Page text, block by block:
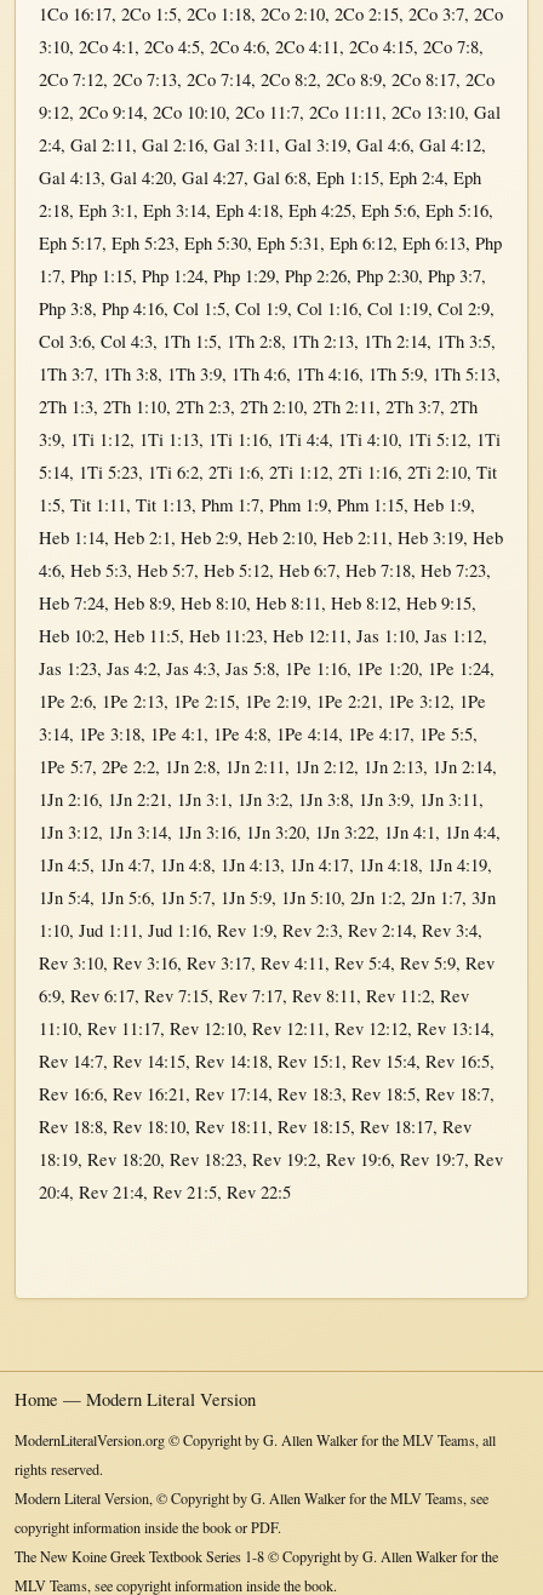
1Co 16:17, 2Co 1:5, 2Co 1:18, 2Co 2:10, 2Co 2:15, 2Co 3:7, 2Co
3:10, 2Co 4:1, 2Co 4:5, 2Co 4:6, 2Co 4:11, 2Co 4:15, 2Co 7:8,
2Co 7:12, 2Co 7:13, 2Co 7:14, 2Co 8:2, 2Co 8:9, 2Co 8:17, 2Co
9:12, 2Co 9:14, 2Co 10:10, 2Co 11:7, 2Co 11:11, 2Co 13:10, Gal
2:4, Gal 2:11, Gal 2:16, Gal 3:11, Gal 3:19, Gal 4:6, Gal 4:12,
Gal 4:13, Gal 4:20, Gal 4:27, Gal 6:8, Eph 1:15, Eph 2:4, Eph
2:18, Eph 3:1, Eph 3:14, Eph 4:18, Eph 4:25, Eph 5:6, Eph 5:16,
Eph 5:17, Eph 5:23, Eph 5:30, Eph 5:31, Eph 6:12, Eph 6:13, Php
1:7, Php 1:15, Php 1:24, Php 1:29, Php 2:26, Php 2:30, Php 3:7,
Php 3:8, Php 4:16, Col 1:5, Col 1:9, Col 1:16, Col 1:19, Col 2:9,
Col 3:6, Col 4:3, 1Th 1:5, 1Th 2:8, 1Th 2:13, 1Th 2:14, 1Th 3:5,
1Th 3:7, 1Th 3:8, 1Th 3:9, 1Th 4:6, 1Th 4:16, 1Th 5:9, 1Th 5:13,
2Th 1:3, 2Th 1:10, 2Th 2:3, 2Th 2:10, 2Th 2:11, 2Th 3:7, 2Th
3:9, 1Ti 1:12, 1Ti 1:13, 1Ti 1:16, 1Ti 4:4, 1Ti 4:10, 1Ti 5:12, 1Ti
5:14, 1Ti 5:23, 1Ti 6:2, 2Ti 1:6, 2Ti 1:12, 2Ti 1:16, 2Ti 2:10, Tit
1:5, Tit 1:11, Tit 1:13, Phm 1:7, Phm 1:9, Phm 1:15, Heb 1:9,
Heb 1:14, Heb 2:1, Heb 2:9, Heb 2:10, Heb 2:11, Heb 3:19, Heb
4:6, Heb 5:3, Heb 5:7, Heb 5:12, Heb 6:7, Heb 7:18, Heb 7:23,
Heb 7:24, Heb 8:9, Heb 8:10, Heb 8:11, Heb 8:12, Heb 9:15,
Heb 10:2, Heb 11:5, Heb 11:23, Heb 12:11, Jas 1:10, Jas 1:12,
Jas 1:23, Jas 4:2, Jas 4:3, Jas 5:8, 1Pe 1:16, 1Pe 1:20, 1Pe 1:24,
1Pe 2:6, 1Pe 2:13, 1Pe 2:15, 1Pe 2:19, 1Pe 2:21, 1Pe 3:12, 1Pe
3:14, 1Pe 3:18, 1Pe 4:1, 1Pe 4:8, 1Pe 4:14, 1Pe 4:17, 1Pe 5:5,
1Pe 5:7, 2Pe 2:2, 1Jn 2:8, 1Jn 2:11, 1Jn 2:12, 1Jn 2:13, 1Jn 2:14,
1Jn 2:16, 1Jn 2:21, 1Jn 3:1, 1Jn 3:2, 1Jn 3:8, 1Jn 3:9, 1Jn 3:11,
1Jn 3:12, 1Jn 3:14, 1Jn 3:16, 1Jn 3:20, 1Jn 3:22, 1Jn 4:1, 1Jn 4:4,
1Jn 4:5, 1Jn 4:7, 1Jn 4:8, 1Jn 4:13, 1Jn 4:17, 1Jn 4:18, 1Jn 4:19,
1Jn 5:4, 1Jn 5:6, 1Jn 5:7, 1Jn 5:9, 1Jn 5:10, 2Jn 1:2, 2Jn 1:7, 3Jn
1:10, Jud 1:11, Jud 1:16, Rev 1:9, Rev 2:3, Rev 2:14, Rev 3:4,
Rev 3:10, Rev 3:16, Rev 3:17, Rev 4:11, Rev 5:4, Rev 5:9, Rev
6:9, Rev 6:17, Rev 7:15, Rev 7:17, Rev 8:11, Rev 11:2, Rev
11:10, Rev 11:17, Rev 12:10, Rev 12:11, Rev 12:12, Rev 13:14,
Rev 14:7, Rev 14:15, Rev 14:18, Rev 15:1, Rev 15:4, Rev 16:5,
Rev 16:6, Rev 16:21, Rev 17:14, Rev 18:3, Rev 18:5, Rev 18:7,
Rev 18:8, Rev 18:10, Rev 18:11, Rev 18:15, Rev 18:17, Rev
18:19, Rev 18:20, Rev 18:23, Rev 19:2, Rev 19:6, Rev 19:7, Rev
20:4, Rev 21:4, Rev 21:5, Rev 22:5
Home — Modern Literal Version
ModernLiteralVersion.org © Copyright by G. Allen Walker for the MLV Teams, all
rights reserved.
Modern Literal Version, © Copyright by G. Allen Walker for the MLV Teams, see
copyright information inside the book or PDF.
The New Koine Greek Textbook Series 1-8 © Copyright by G. Allen Walker for the
MLV Teams, see copyright information inside the book.